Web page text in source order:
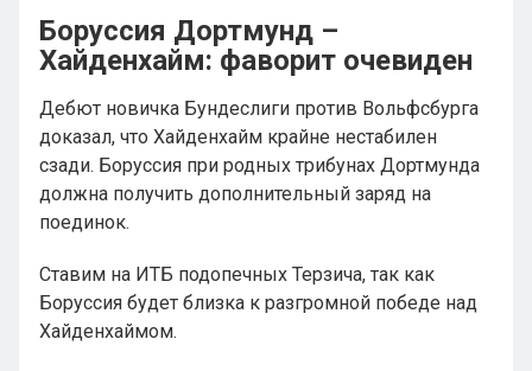
Боруссия Дортмунд –
Хайденхайм: фаворит очевиден
Дебют новичка Бундеслиги против Вольфсбурга
доказал, что Хайденхайм крайне нестабилен
сзади. Боруссия при родных трибунах Дортмунда
должна получить дополнительный заряд на
поединок.
Ставим на ИТБ подопечных Терзича, так как
Боруссия будет близка к разгромной победе над
Хайденхаймом.